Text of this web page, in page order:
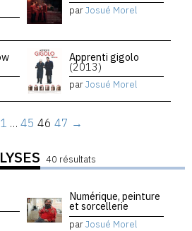
parJosué Morel
Apprenti gigolo
(2013)
parJosué Morel
1 … 45 46 47 →
40 résultats
Numérique, peinture
et sorcellerie
parJosué Morel